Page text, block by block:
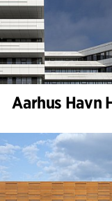
Aarhus Havn